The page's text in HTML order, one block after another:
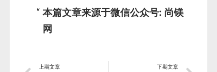
本篇文章来源于微信公众号: 尚镁
网
上期文章 下期文章